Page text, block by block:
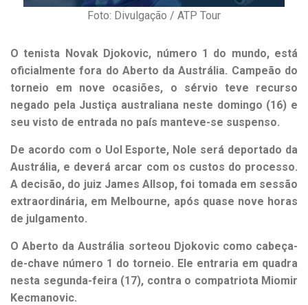
Foto: Divulgação / ATP Tour
O tenista Novak Djokovic, número 1 do mundo, está
oficialmente fora do Aberto da Austrália. Campeão do
torneio em nove ocasiões, o sérvio teve recurso
negado pela Justiça australiana neste domingo (16) e
seu visto de entrada no país manteve-se suspenso.
De acordo com o Uol Esporte, Nole será deportado da
Austrália, e deverá arcar com os custos do processo.
A decisão, do juiz James Allsop, foi tomada em sessão
extraordinária, em Melbourne, após quase nove horas
de julgamento.
O Aberto da Austrália sorteou Djokovic como cabeça-
de-chave número 1 do torneio. Ele entraria em quadra
nesta segunda-feira (17), contra o compatriota Miomir
Kecmanovic.